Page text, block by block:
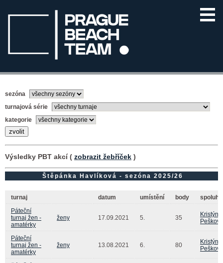
sezóna
turnajová série
kategorie
Výsledky PBT akcí ( zobrazit žebříček )
Štěpánka Havlíková - sezóna 2025/26
turnaj datum umístění body
Páteční
turnaj žen -
amatérky
ženy 17.09.2021 5. 35
Kristýna
Pešková
Páteční
turnaj žen -
amatérky
ženy 13.08.2021 6. 80
Kristýna
Pešková